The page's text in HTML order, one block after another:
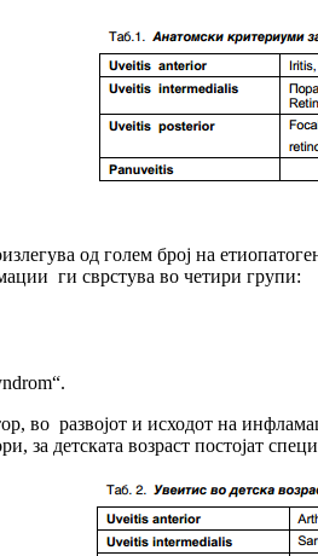
од голем број на
ги сврстува во четири групи:
во развојот и исходот на
за детската возраст постојат